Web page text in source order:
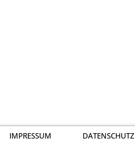
IMPRESSUM DATENSCHUTZ